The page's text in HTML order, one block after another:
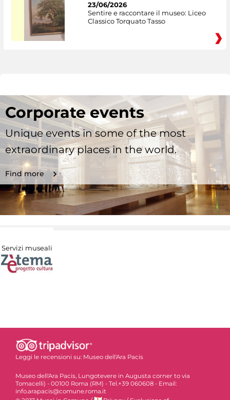
23/06/2026
Sentire e raccontare il museo: Liceo
Classico Torquato Tasso
Corporate events
Unique events in some of the most
extraordinary places in the world.
Find more
Servizi museali
Leggi le recensioni su: Museo dell'Ara Pacis
Museo dell'Ara Pacis, Lungotevere in Augusta corner to via
Tomacelli) - 00100 Roma (RM) - Tel.+39 060608 - Email:
info.arapacis@comune.roma.it